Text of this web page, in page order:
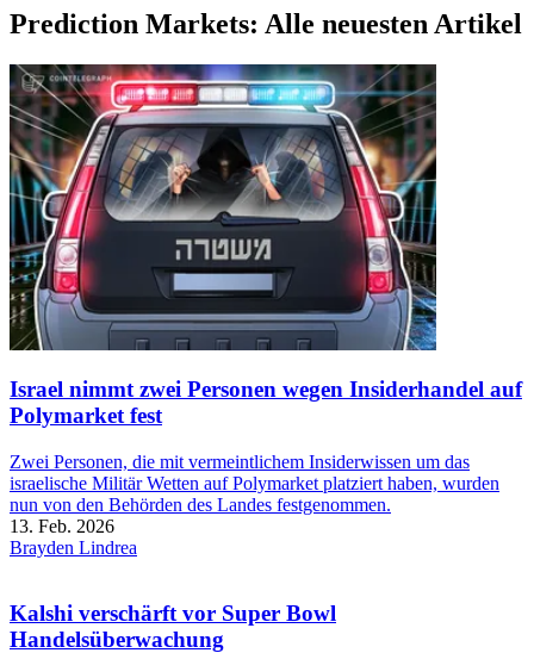
Prediction Markets: Alle neuesten Artikel
Israel nimmt zwei Personen wegen Insiderhandel auf
Polymarket fest
Zwei Personen, die mit vermeintlichem Insiderwissen um das
israelische Militär Wetten auf Polymarket platziert haben, wurden
nun von den Behörden des Landes festgenommen.
13. Feb. 2026
Brayden Lindrea
Kalshi verschärft vor Super Bowl
Handelsüberwachung